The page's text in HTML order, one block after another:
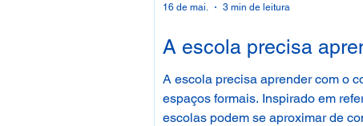
A escola precisa
A escola precisa aprender com o
espaços formais. Inspirado em
escolas podem se aproximar de
16 de mai.
3 min de leitura